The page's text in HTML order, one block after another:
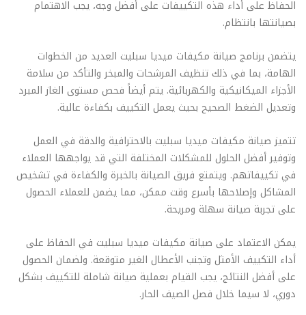
الحفاظ على أداء هذه التكييفات على أفضل وجه، يجب الاهتمام
بصيانتها بانتظام.
يتضمن برنامج صيانة مكيفات ميديا سبليت العديد من الخطوات
الهامة، بما في ذلك تنظيف المرشحات والمبخر والتأكد من سلامة
الأجزاء الميكانيكية والكهربائية. يتم أيضاً فحص مستوى الغاز المبرد
وتعديل الضغط الصحيح بحيث يعمل التكييف بكفاءة عالية.
تتميز صيانة مكيفات ميديا سبليت بالاحترافية والدقة في العمل
وتوفير أفضل الحلول للمشكلات المختلفة التي قد يواجهها العملاء
في تكييفاتهم. ويتمتع فريق الصيانة بالخبرة والكفاءة في تشخيص
المشاكل وإصلاحها بأسرع وقت ممكن، مما يضمن للعملاء الحصول
على تجربة صيانة سهلة ومريحة.
يمكن الاعتماد على صيانة مكيفات ميديا سبليت في الحفاظ على
أداء التكييف الأمثل وتجنب الأعطال الغير متوقعة. ولضمان الحصول
على أفضل النتائج، يجب القيام بعملية صيانة شاملة للتكييف بشكل
دوري، لا سيما خلال فصل الصيف الحار.